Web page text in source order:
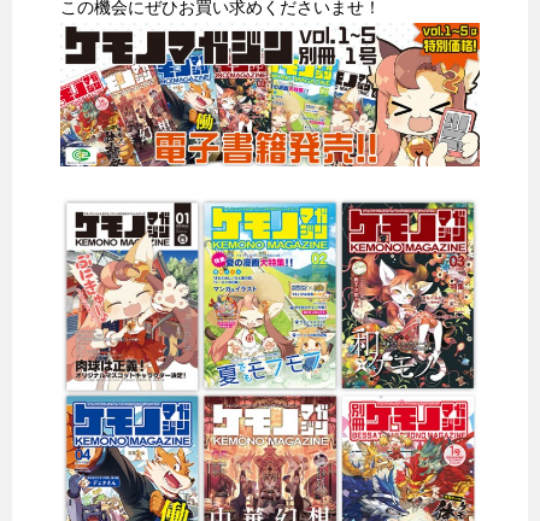
この機会にぜひお買い求めくださいませ！